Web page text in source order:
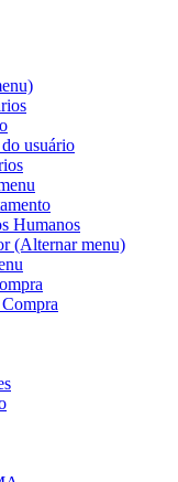
usuário
Humanos
(Alternar menu)